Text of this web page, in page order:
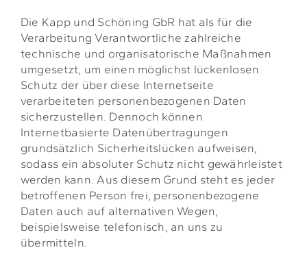
Die Kapp und Schöning GbR hat als für die
Verarbeitung Verantwortliche zahlreiche
technische und organisatorische Maßnahmen
umgesetzt, um einen möglichst lückenlosen
Schutz der über diese Internetseite
verarbeiteten personenbezogenen Daten
sicherzustellen. Dennoch können
Internetbasierte Datenübertragungen
grundsätzlich Sicherheitslücken aufweisen,
sodass ein absoluter Schutz nicht gewährleistet
werden kann. Aus diesem Grund steht es jeder
betroffenen Person frei, personenbezogene
Daten auch auf alternativen Wegen,
beispielsweise telefonisch, an uns zu
übermitteln.